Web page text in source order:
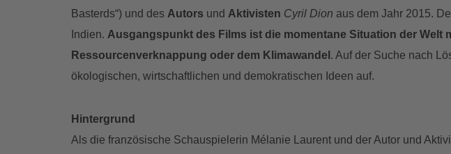
Basterds“) und des Autors und Aktivisten Cyril Dion aus dem Jahr 2015.
Indien. Ausgangspunkt des Films ist die momentane Situation der Welt
Ressourcenverknappung oder dem Klimawandel . Auf der Suche nach
ökologischen, wirtschaftlichen und demokratischen Ideen auf.
Hintergrund
Als die französische Schauspielerin Mélanie Laurent und der Autor und